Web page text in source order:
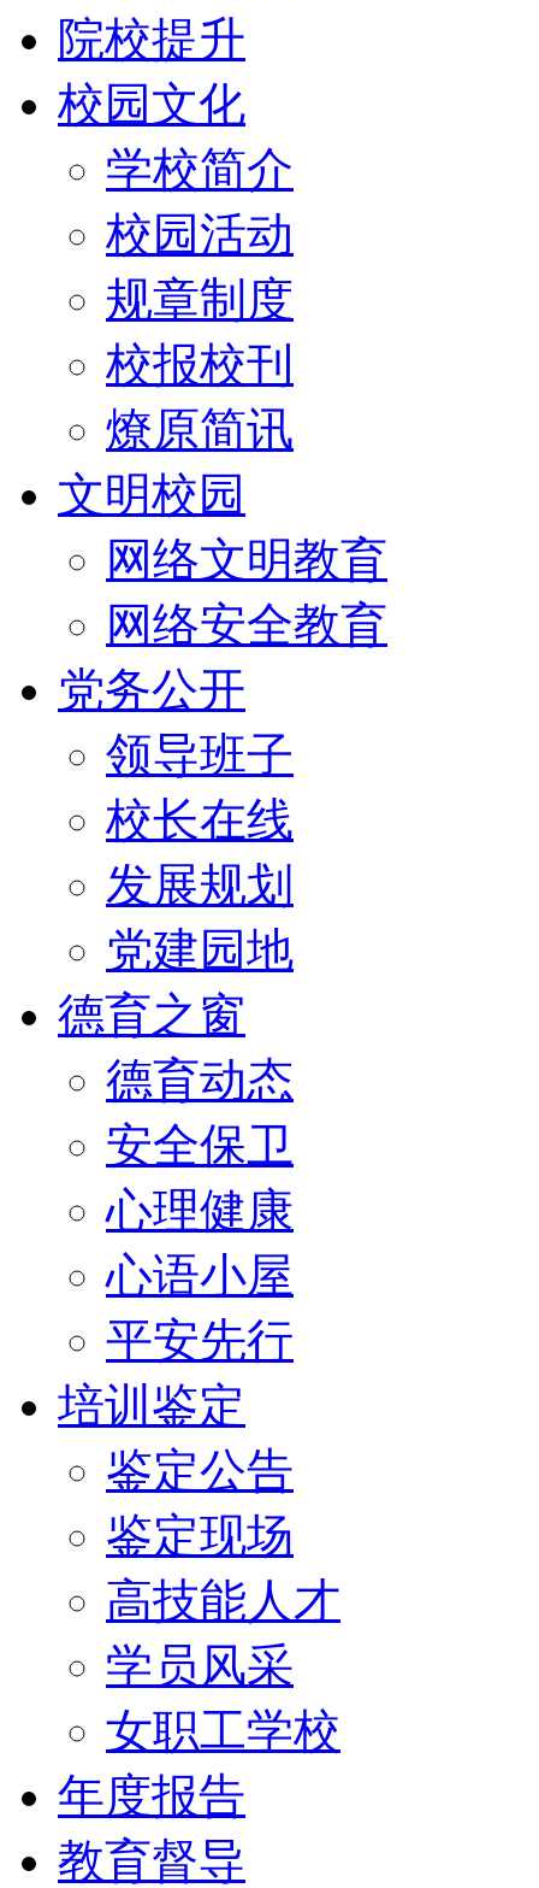
院校提升
校园文化
学校简介
校园活动
规章制度
校报校刊
燎原简讯
文明校园
网络文明教育
网络安全教育
党务公开
领导班子
校长在线
发展规划
党建园地
德育之窗
德育动态
安全保卫
心理健康
心语小屋
平安先行
培训鉴定
鉴定公告
鉴定现场
高技能人才
学员风采
女职工学校
年度报告
教育督导